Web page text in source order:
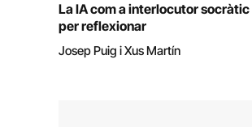
La IA com a interlocutor socràtic
per reflexionar
Josep Puig i Xus Martín